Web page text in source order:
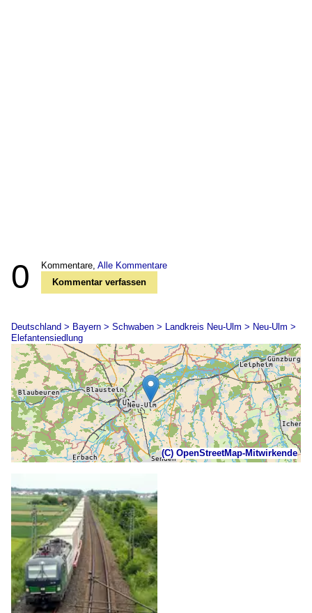
0 Kommentare, Alle Kommentare
Kommentar verfassen
Deutschland > Bayern > Schwaben > Landkreis Neu-Ulm > Neu-Ulm >
Elefantensiedlung
(C) OpenStreetMap-Mitwirkende